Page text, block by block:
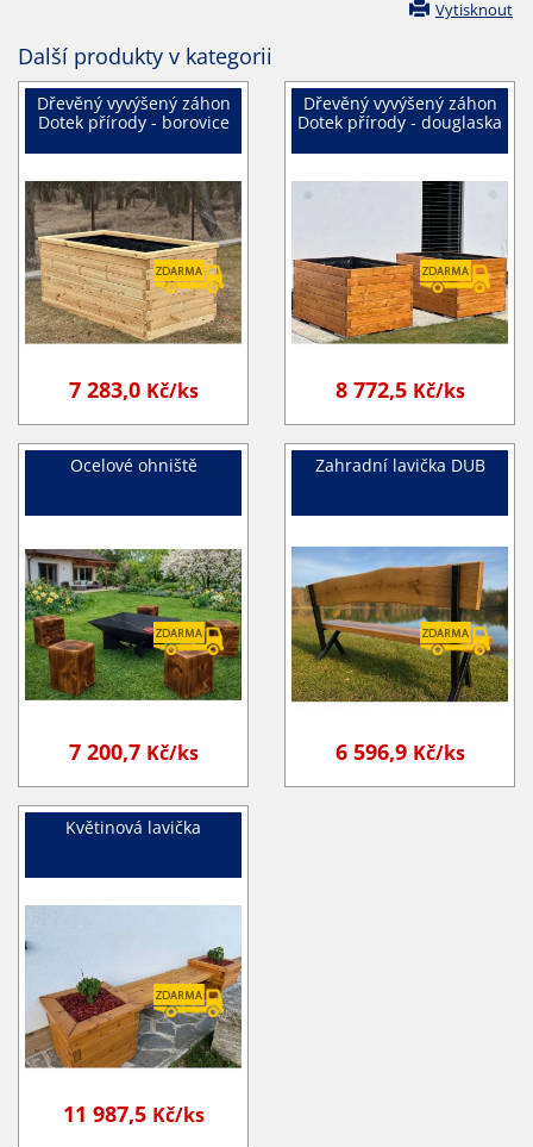
Vytisknout
Další produkty v kategorii
Dřevěný vyvýšený záhon
Dotek přírody - borovice
7 283,0 Kč/ks
Dřevěný vyvýšený záhon
Dotek přírody - douglaska
8 772,5 Kč/ks
Ocelové ohniště
7 200,7 Kč/ks
Zahradní lavička DUB
6 596,9 Kč/ks
Květinová lavička
11 987,5 Kč/ks